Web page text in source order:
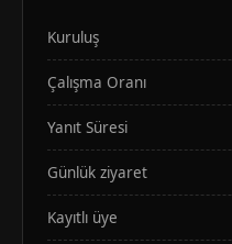
Kuruluş
Çalışma Oranı
Yanıt Süresi
Günlük ziyaret
Kayıtlı üye